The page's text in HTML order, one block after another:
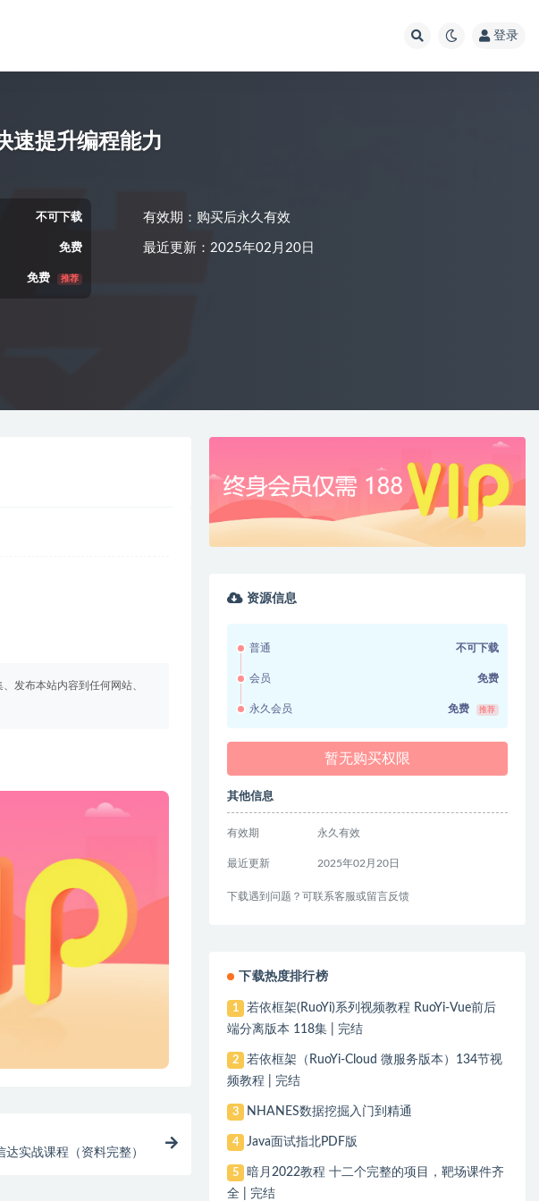
登录
速提升编程能力
不可下载
免费
免费 推荐
有效期：购买后永久有效
最近更新：2025年02月20日
发布本站内容到任何网站、
实战课程（资料完整）
资源信息
普通 不可下载
会员 免费
永久会员 免费 推荐
暂无购买权限
其他信息
有效期 永久有效
最近更新 2025年02月20日
下载遇到问题？可联系客服或留言反馈
下载热度排行榜
1
若依框架(RuoYi)系列视频教程 RuoYi-Vue前后
端分离版本 118集 | 完结
2
若依框架（RuoYi-Cloud 微服务版本）134节视
频教程 | 完结
3 NHANES数据挖掘入门到精通
4 Java面试指北PDF版
5
暗月2022教程 十二个完整的项目，靶场课件齐
全 | 完结